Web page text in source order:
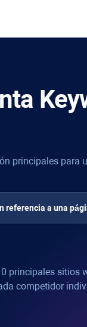
principales para
referencia a una
principales sitios
competidor